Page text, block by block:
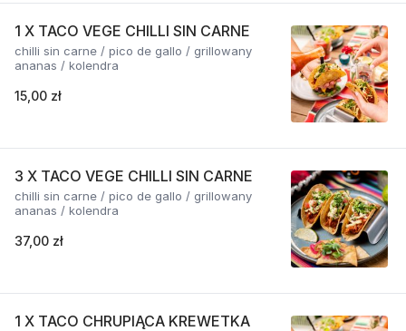
1 X TACO VEGE CHILLI SIN CARNE
chilli sin carne / pico de gallo / grillowany
ananas / kolendra
15,00 zł
3 X TACO VEGE CHILLI SIN CARNE
chilli sin carne / pico de gallo / grillowany
ananas / kolendra
37,00 zł
1 X TACO CHRUPIĄCA KREWETKA